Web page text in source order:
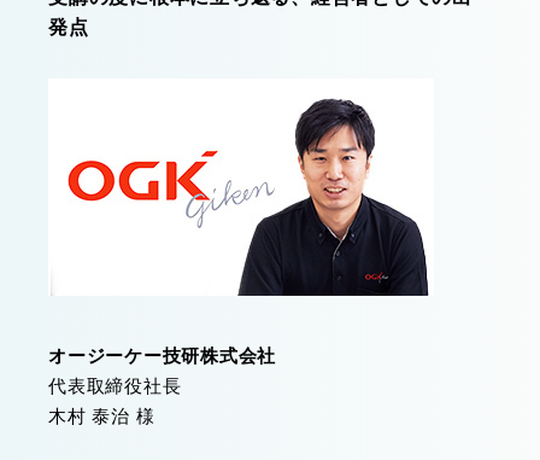
発点
オージーケー技研株式会社
代表取締役社長
木村 泰治 様